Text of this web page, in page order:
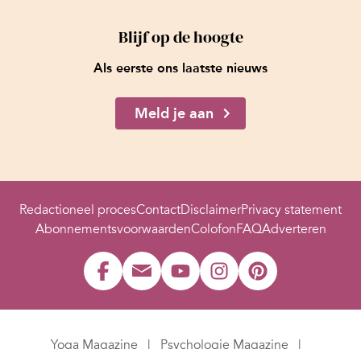
Blijf op de hoogte
Als eerste ons laatste nieuws
Meld je aan
Redactioneel procesContactDisclaimerPrivacy statement
AbonnementsvoorwaardenColofonFAQAdverteren
Yoga Magazine Psychologie Magazine